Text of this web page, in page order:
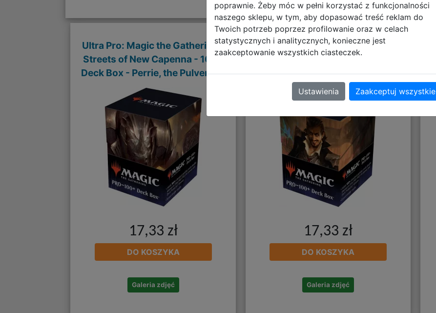
Ultra Pro: Magic the Gathering -
Streets of New Capenna - 100+
Deck Box - Perrie, the Pulverizer
17,33 zł
DO KOSZYKA
Galeria zdjęć
Ultra Pro: Magic the Gathering -
Streets of New Capenna - 100+
Deck Box - Anhelo, the Painter
17,33 zł
DO KOSZYKA
Galeria zdjęć
poprawnie. Żeby móc w pełni korzystać z funkcjonalności
naszego sklepu, w tym, aby dopasować treść reklam do
Twoich potrzeb poprzez profilowanie oraz w celach
statystycznych i analitycznych, konieczne jest
zaakceptowanie wszystkich ciasteczek.
Ustawienia Zaakceptuj wszystkie